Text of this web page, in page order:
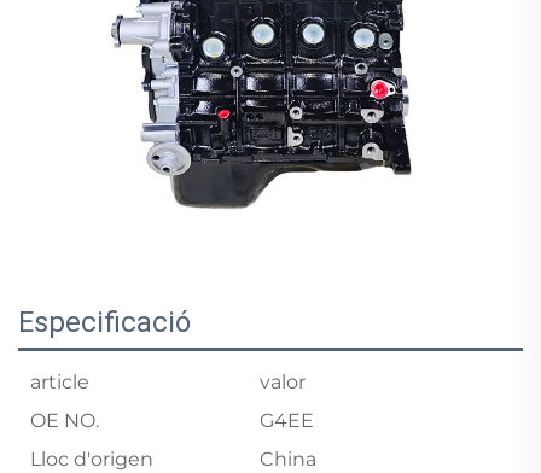
Especificació
article
valor
OE NO.
G4EE
Lloc d'origen
China